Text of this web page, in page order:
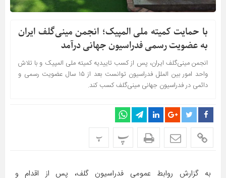
با حمایت کمیته ملی المپیک؛ انجمن مینی‌گلف ایران
به عضویت رسمی فدراسیون جهانی درآمد
انجمن مینی‌گلف ایران، پس از کسب تاییدیه کمیته ملی المپیک و با تلاش
واحد امور بین الملل فدراسیون توانست بعد از ۱۵ سال عضویت رسمی و
دائمی در فدراسیون جهانی مینی‌گلف کسب کند.
پ پ
به گزارش روابط عمومی فدراسیون گلف، پس از اقدام و